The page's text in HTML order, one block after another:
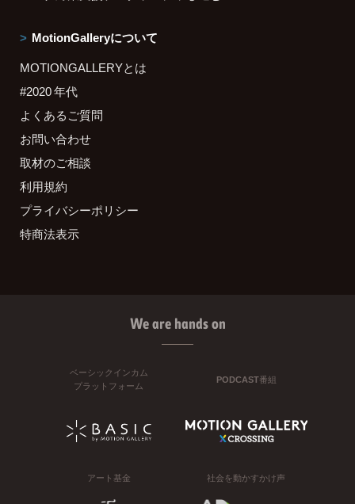
MotionGalleryについて
MOTIONGALLERYとは
#2020 年代
よくあるご質問
お問い合わせ
取材のご相談
利用規約
プライバシーポリシー
特商法表示
We are hands on
ベーシックインカム
プラットフォーム
PODCAST番組
アート基金 社会を動かすかけ声